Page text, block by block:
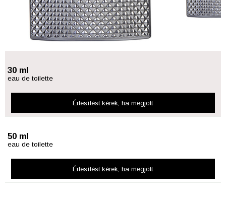
30 ml
eau de toilette
Értesítést kérek, ha megjött
50 ml
eau de toilette
Értesítést kérek, ha megjött